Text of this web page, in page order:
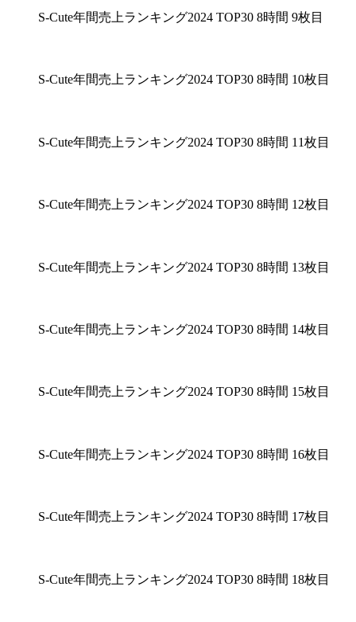
S-Cute年間売上ランキング2024 TOP30 8時間 9枚目
S-Cute年間売上ランキング2024 TOP30 8時間 10枚目
S-Cute年間売上ランキング2024 TOP30 8時間 11枚目
S-Cute年間売上ランキング2024 TOP30 8時間 12枚目
S-Cute年間売上ランキング2024 TOP30 8時間 13枚目
S-Cute年間売上ランキング2024 TOP30 8時間 14枚目
S-Cute年間売上ランキング2024 TOP30 8時間 15枚目
S-Cute年間売上ランキング2024 TOP30 8時間 16枚目
S-Cute年間売上ランキング2024 TOP30 8時間 17枚目
S-Cute年間売上ランキング2024 TOP30 8時間 18枚目